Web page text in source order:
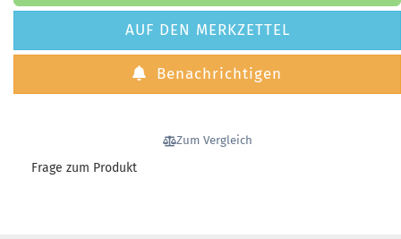
Lagerbestand: 1
Gewicht: 170g
Lieferzeit:2 - 3 Arbeitstage
AUF DEN MERKZETTEL
Benachrichtigen
Zum Vergleich
Frage zum Produkt